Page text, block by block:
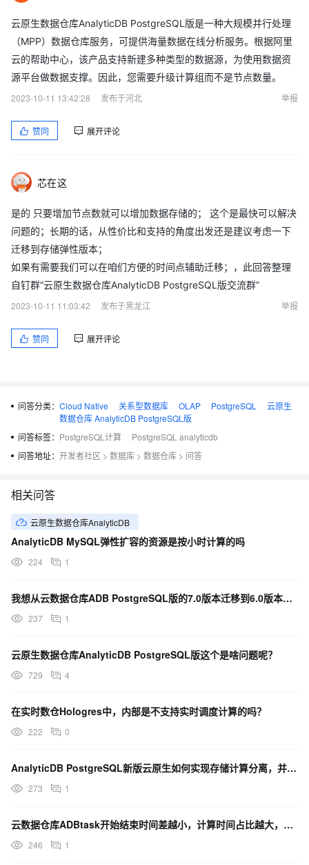
云原生数据仓库AnalyticDB PostgreSQL版是一种大规模并行处理
（MPP）数据仓库服务，可提供海量数据在线分析服务。根据阿里
云的帮助中心，该产品支持新建多种类型的数据源，为使用数据资
源平台做数据支撑。因此，您需要升级计算组而不是节点数量。
2023-10-11 13:42:28
发布于河北 举报
赞同 展开评论
芯在这
是的 只要增加节点数就可以增加数据存储的； 这个是最快可以解决
问题的；长期的话，从性价比和支持的角度出发还是建议考虑一下
迁移到存储弹性版本；
如果有需要我们可以在咱们方便的时间点辅助迁移；，此回答整理
自钉群“云原生数据仓库AnalyticDB PostgreSQL版交流群”
2023-10-11 11:03:42
发布于黑龙江 举报
赞同 展开评论
问答分类： Cloud Native 关系型数据库 OLAP PostgreSQL
云原生
数据仓库 AnalyticDB PostgreSQL版
问答标签： PostgreSQL计算
PostgreSQL analyticdb
问答地址： 开发者社区 > 数据库 > 数据仓库 > 问答
相关问答
云原生数据仓库AnalyticDB
AnalyticDB MySQL弹性扩容的资源是按小时计算的吗
224 1
我想从云数据仓库ADB PostgreSQL版的7.0版本迁移到6.0版本，应该如何操作哇？
237 1
云原生数据仓库AnalyticDB PostgreSQL版这个是啥问题呢？
729 4
在实时数仓Hologres中，内部是不支持实时调度计算的吗？
222 0
AnalyticDB PostgreSQL新版云原生如何实现存储计算分离，并带来哪些优势？
273 1
云数据仓库ADBtask开始结束时间差越小，计算时间占比越大，需要重点定位资源等待、网络延迟等问题。
246 1